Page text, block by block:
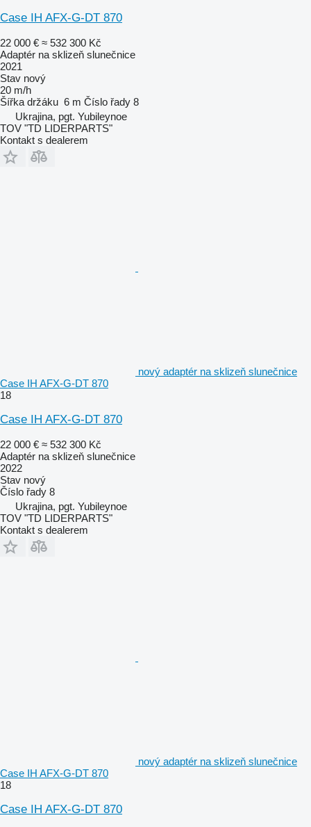
Case IH AFX-G-DT 870
22 000 € ≈ 532 300 Kč
Adaptér na sklizeň slunečnice
2021
Stav nový
20 m/h
Šířka držáku 6 m Číslo řady 8
Ukrajina, pgt. Yubileynoe
TOV "TD LIDERPARTS"
Kontakt s dealerem
nový adaptér na sklizeň slunečnice
Case IH AFX-G-DT 870
18
Case IH AFX-G-DT 870
22 000 € ≈ 532 300 Kč
Adaptér na sklizeň slunečnice
2022
Stav nový
Číslo řady 8
Ukrajina, pgt. Yubileynoe
TOV "TD LIDERPARTS"
Kontakt s dealerem
nový adaptér na sklizeň slunečnice
Case IH AFX-G-DT 870
18
Case IH AFX-G-DT 870